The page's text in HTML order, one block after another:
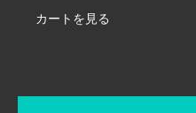
カートを見る